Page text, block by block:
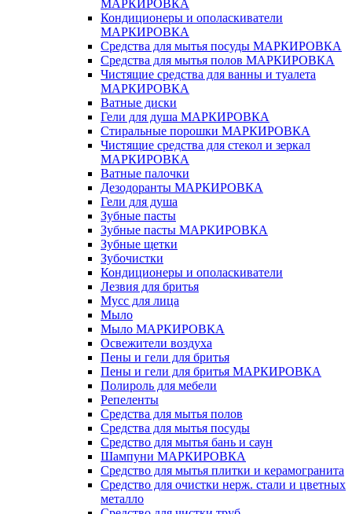
МАРКИРОВКА
Кондиционеры и ополаскиватели
МАРКИРОВКА
Средства для мытья посуды МАРКИРОВКА
Средства для мытья полов МАРКИРОВКА
Чистящие средства для ванны и туалета
МАРКИРОВКА
Ватные диски
Гели для душа МАРКИРОВКА
Стиральные порошки МАРКИРОВКА
Чистящие средства для стекол и зеркал
МАРКИРОВКА
Ватные палочки
Дезодоранты МАРКИРОВКА
Гели для душа
Зубные пасты
Зубные пасты МАРКИРОВКА
Зубные щетки
Зубочистки
Кондиционеры и ополаскиватели
Лезвия для бритья
Мусс для лица
Мыло
Мыло МАРКИРОВКА
Освежители воздуха
Пены и гели для бритья
Пены и гели для бритья МАРКИРОВКА
Полироль для мебели
Репеленты
Средства для мытья полов
Средства для мытья посуды
Средство для мытья бань и саун
Шампуни МАРКИРОВКА
Средство для мытья плитки и керамогранита
Средство для очистки нерж. стали и цветных
металло